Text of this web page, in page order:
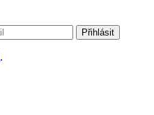
Přihlásit
.